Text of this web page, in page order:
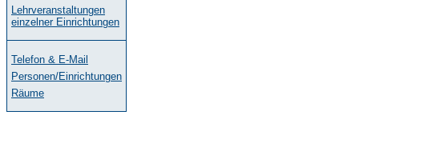
Lehrveranstaltungen
einzelner Einrichtungen
Telefon & E-Mail
Personen/Einrichtungen
Räume